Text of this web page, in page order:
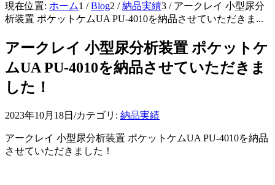
現在位置: ホーム1 / Blog2 / 納品実績3 / アークレイ 小型尿分
析装置 ポケットケムUA PU-4010を納品させていただきま...
アークレイ 小型尿分析装置 ポケットケ
ムUA PU-4010を納品させていただきま
した！
2023年10月18日 /カテゴリ: 納品実績
アークレイ 小型尿分析装置 ポケットケムUA PU-4010を納品
させていただきました！